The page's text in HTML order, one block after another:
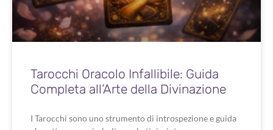
Tarocchi Oracolo Infallibile: Guida
Completa all’Arte della Divinazione
I Tarocchi sono uno strumento di introspezione e guida